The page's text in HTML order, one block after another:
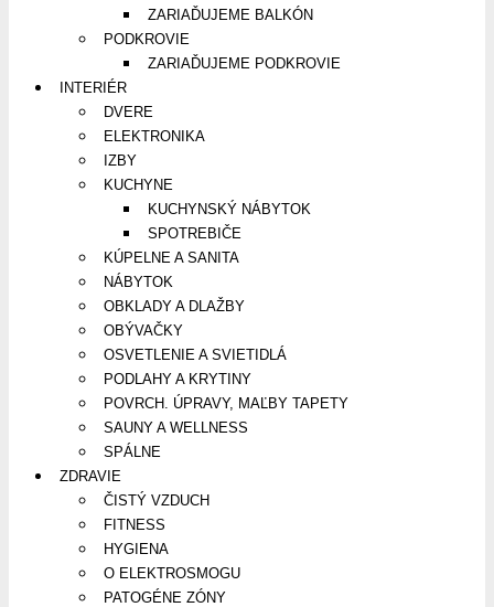
ZARIAĎUJEME BALKÓN
PODKROVIE
ZARIAĎUJEME PODKROVIE
INTERIÉR
DVERE
ELEKTRONIKA
IZBY
KUCHYNE
KUCHYNSKÝ NÁBYTOK
SPOTREBIČE
KÚPELNE A SANITA
NÁBYTOK
OBKLADY A DLAŽBY
OBÝVAČKY
OSVETLENIE A SVIETIDLÁ
PODLAHY A KRYTINY
POVRCH. ÚPRAVY, MAĽBY TAPETY
SAUNY A WELLNESS
SPÁLNE
ZDRAVIE
ČISTÝ VZDUCH
FITNESS
HYGIENA
O ELEKTROSMOGU
PATOGÉNE ZÓNY